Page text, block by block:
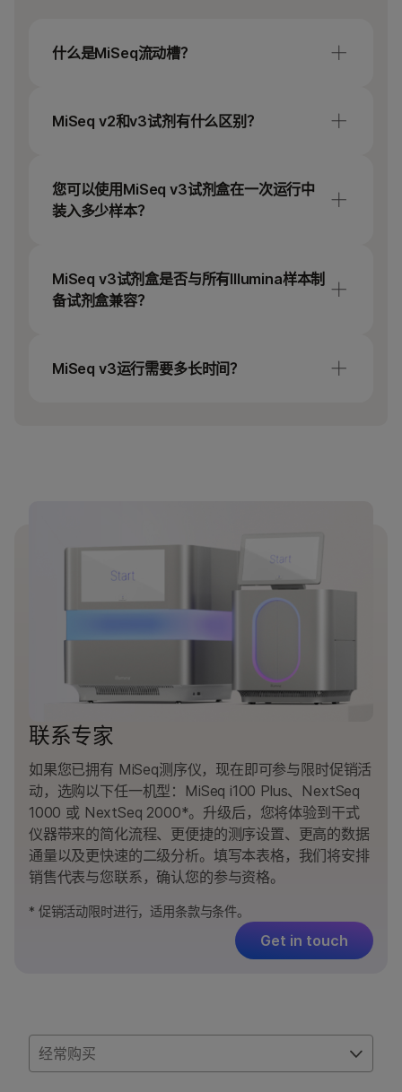
什么是MiSeq流动槽？
支持25M读数。
MiSeq v2和v3试剂有什么区别？
Incorporation Mix（IMT）和Scan
Mix（USM）。此外，PR2体积已增加至500
15 Gb）的单次运行产出加倍。
您可以使用MiSeq v3试剂盒在一次运行中
装入多少样本？
组大小。
如需帮助，请使用
MiSeq v3试剂盒是否与所有Illumina样本制
备试剂盒兼容？
盒与所有Illumina文库制备试剂盒兼容。某些文
MiSeq v3运行需要多长时间？
联系专家
如果您已拥有 MiSeq测序仪，现在即可参与限时促销活
动，选购以下任一机型：MiSeq i100 Plus、NextSeq
1000 或 NextSeq 2000*。升级后，您将体验到干式
仪器带来的简化流程、更便捷的测序设置、更高的数据
通量以及更快速的二级分析。填写本表格，我们将安排
销售代表与您联系，确认您的参与资格。
* 促销活动限时进行，适用条款与条件。
Get in touch
经常购买